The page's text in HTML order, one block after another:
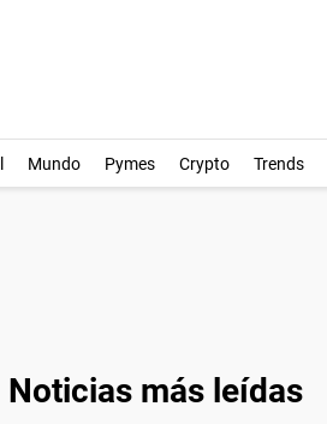
Mundo Pymes Crypto Trends
Noticias más leídas